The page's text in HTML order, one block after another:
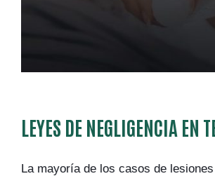
LEYES DE NEGLIGENCIA EN
La mayoría de los casos de